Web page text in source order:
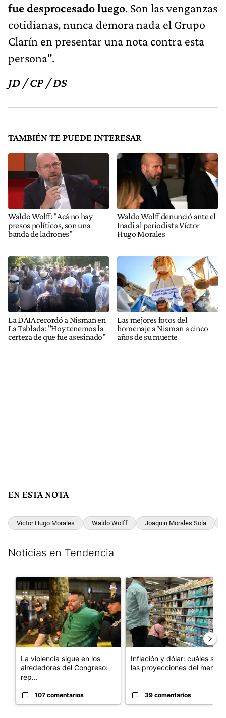
fue desprocesado luego. Son las venganzas
cotidianas, nunca demora nada el Grupo
Clarín en presentar una nota contra esta
persona".
JD / CP / DS
TAMBIÉN TE PUEDE INTERESAR
Waldo Wolff: "Acá no hay
presos políticos, son una
banda de ladrones"
Waldo Wolff denunció ante el
Inadi al periodista Víctor
Hugo Morales
La DAIA recordó a Nisman en
La Tablada: "Hoy tenemos la
certeza de que fue asesinado"
Las mejores fotos del
homenaje a Nisman a cinco
años de su muerte
EN ESTA NOTA
Victor Hugo Morales Waldo Wolff Joaquin Morales Sola
Noticias en Tendencia
Un artículo de tendencia con el título "La violencia sigue en
La violencia sigue en los
alrededores del Congreso:
rep...
107 comentarios
Un artículo de tendencia con
Inflación y dólar: cuáles son
las proyecciones del merc...
39 comentarios